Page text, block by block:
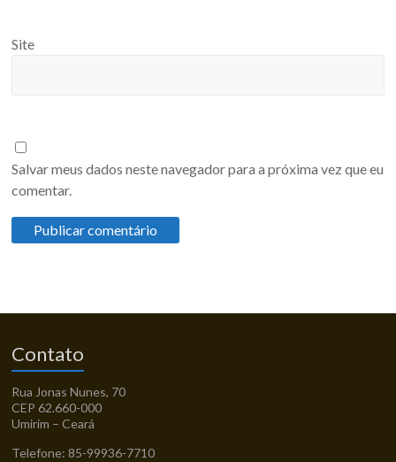
Site
Salvar meus dados neste navegador para a próxima vez que eu
comentar.
Contato
Rua Jonas Nunes, 70
CEP 62.660-000
Umirim – Ceará
Telefone: 85-99936-7710